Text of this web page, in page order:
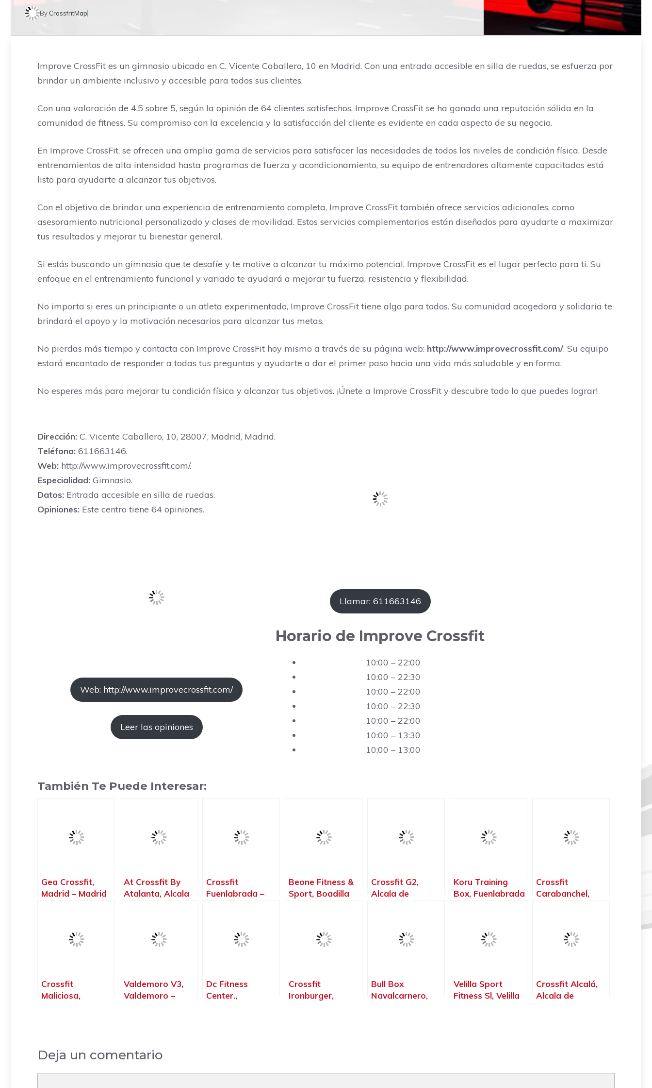
By CrossfritMap
Improve CrossFit es un gimnasio ubicado en C. Vicente Caballero, 10 en Madrid. Con una entrada accesible en silla de ruedas, se esfuerza por
brindar un ambiente inclusivo y accesible para todos sus clientes.
Con una valoración de 4.5 sobre 5, según la opinión de 64 clientes satisfechos, Improve CrossFit se ha ganado una reputación sólida en la
comunidad de fitness. Su compromiso con la excelencia y la satisfacción del cliente es evidente en cada aspecto de su negocio.
En Improve CrossFit, se ofrecen una amplia gama de servicios para satisfacer las necesidades de todos los niveles de condición física. Desde
entrenamientos de alta intensidad hasta programas de fuerza y ​​acondicionamiento, su equipo de entrenadores altamente capacitados está
listo para ayudarte a alcanzar tus objetivos.
Con el objetivo de brindar una experiencia de entrenamiento completa, Improve CrossFit también ofrece servicios adicionales, como
asesoramiento nutricional personalizado y clases de movilidad. Estos servicios complementarios están diseñados para ayudarte a maximizar
tus resultados y mejorar tu bienestar general.
Si estás buscando un gimnasio que te desafíe y te motive a alcanzar tu máximo potencial, Improve CrossFit es el lugar perfecto para ti. Su
enfoque en el entrenamiento funcional y variado te ayudará a mejorar tu fuerza, resistencia y flexibilidad.
No importa si eres un principiante o un atleta experimentado, Improve CrossFit tiene algo para todos. Su comunidad acogedora y solidaria te
brindará el apoyo y la motivación necesarios para alcanzar tus metas.
No pierdas más tiempo y contacta con Improve CrossFit hoy mismo a través de su página web: http://www.improvecrossfit.com/. Su equipo
estará encantado de responder a todas tus preguntas y ayudarte a dar el primer paso hacia una vida más saludable y en forma.
No esperes más para mejorar tu condición física y alcanzar tus objetivos. ¡Únete a Improve CrossFit y descubre todo lo que puedes lograr!
Dirección: C. Vicente Caballero, 10, 28007, Madrid, Madrid.
Teléfono: 611663146.
Web: http://www.improvecrossfit.com/.
Especialidad: Gimnasio.
Datos: Entrada accesible en silla de ruedas.
Opiniones: Este centro tiene 64 opiniones.
Web: http://www.improvecrossfit.com/
Leer las opiniones
Llamar: 611663146
Horario de Improve Crossfit
10:00 – 22:00
10:00 – 22:30
10:00 – 22:00
10:00 – 22:30
10:00 – 22:00
10:00 – 13:30
10:00 – 13:00
También Te Puede Interesar:
Gea Crossfit,
Madrid – Madrid
At Crossfit By
Atalanta, Alcala
Crossfit
Fuenlabrada –
Fuenlabrada –
Beone Fitness &
Sport, Boadilla
Crossfit G2,
Alcala de
Koru Training
Box, Fuenlabrada
Crossfit
Carabanchel,
Crossfit
Maliciosa,
Valdemoro V3,
Valdemoro –
Dc Fitness
Center.,
Crossfit
Ironburger,
Bull Box
Navalcarnero,
Velilla Sport
Fitness Sl, Velilla
Crossfit Alcalá,
Alcala de
Deja un comentario